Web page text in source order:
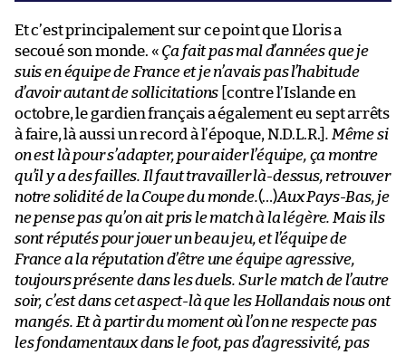
Et c’est principalement sur ce point que Lloris a
secoué son monde. « Ça fait pas mal d’années que je
suis en équipe de France et je n’avais pas l’habitude
d’avoir autant de sollicitations [contre l’Islande en
octobre, le gardien français a également eu sept arrêts
à faire, là aussi un record à l’époque, N.D.L.R.]. Même si
on est là pour s’adapter, pour aider l’équipe, ça montre
qu’il y a des failles. Il faut travailler là-dessus, retrouver
notre solidité de la Coupe du monde.(…)Aux Pays-Bas, je
ne pense pas qu’on ait pris le match à la légère. Mais ils
sont réputés pour jouer un beau jeu, et l’équipe de
France a la réputation d’être une équipe agressive,
toujours présente dans les duels. Sur le match de l’autre
soir, c’est dans cet aspect-là que les Hollandais nous ont
mangés. Et à partir du moment où l’on ne respecte pas
les fondamentaux dans le foot, pas d’agressivité, pas